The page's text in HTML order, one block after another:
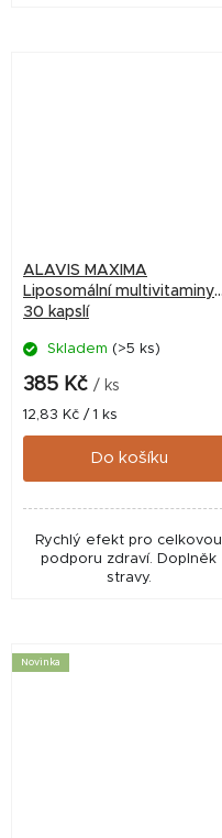
ALAVIS MAXIMA
Liposomální multivitaminy
30 kapslí
Skladem (>5 ks)
385 Kč / ks
Měrná
cena:
12,83 Kč / 1 ks
Do košíku
Rychlý efekt pro celkovou
podporu zdraví. Doplněk
stravy.
Novinka